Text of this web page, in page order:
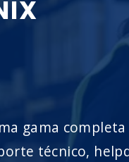
gama completa
técnico,